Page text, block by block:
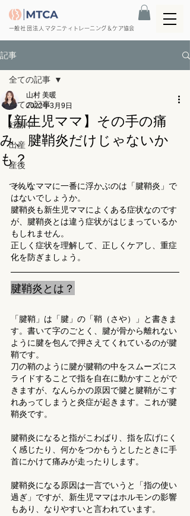
​一般社団法人 マタニティトレーニング＆ケア協会
記事
全ての記事
妊娠中
出産
産後
つわり
全ての記事
【新生児ママ】その手の痛
み、腱鞘炎だけじゃないか
も？
山村 美暖
2022年3月9日
そんなママに一番に浮かぶのは「腱鞘炎」で
はないでしょうか。
腱鞘炎も新生児ママによくある症状なのです
が、腱鞘炎とは違う症状がはじまっているか
もしれません。
正しく症状を理解して、正しくケアし、重症
化を防ぎましょう。
腱鞘炎とは？
「腱鞘」は「腱」の「鞘（さや）」と書きま
す。書いて字のごとく、腱が骨から離れない
ように腱を包んで押さえてくれているのが腱
鞘です。
刀の鞘のように腱が腱鞘の中をスムーズにス
ライドすることで指を自在に動かすことがで
きますが、なんらかの原因で腱と腱鞘がこす
れあってしまうと炎症が起きます。これが腱
鞘炎です。
腱鞘炎になると指がこわばり、指を広げにく
く感じたり、何かをつかもうとしたときに手
首にかけて痛みが走ったりします。
腱鞘炎になる原因は一言でいうと「指の使い
過ぎ」ですが、新生児ママはホルモンの影響
もあり、なりやすいと言われています。